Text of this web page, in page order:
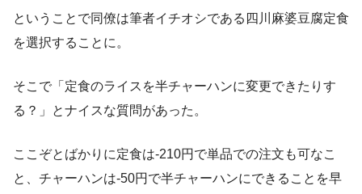
ということで同僚は筆者イチオシである四川麻婆豆腐定食
を選択することに。
そこで「定食のライスを半チャーハンに変更できたりす
る？」とナイスな質問があった。
ここぞとばかりに定食は-210円で単品での注文も可なこ
と、チャーハンは-50円で半チャーハンにできることを早